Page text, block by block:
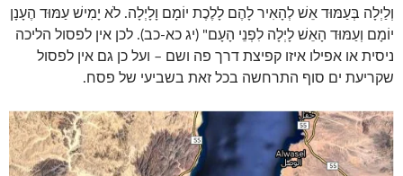
וְלַיְלָה בְּעַמּוּד אֵשׁ לְהָאִיר לָהֶם לָלֶכֶת יוֹמָם וָלָיְלָה. לֹא יָמִישׁ עַמּוּד הֶעָנָן
יוֹמָם וְעַמּוּד הָאֵשׁ לָיְלָה לִפְנֵי הָעָם" (יג כא-כב). לכן אין לפסול הליכה
ניסית או אפילו איזו קפיצת דרך פה ושם – ועל כן גם אין לפסול
שקריעת ים סוף התרחשה בכל זאת בשביעי של פסח.